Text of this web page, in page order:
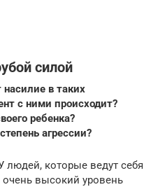
силой
в таких
с ними происходит?
ребенка?
агрессии?
людей, которые ведут себя
очень высокий уровень